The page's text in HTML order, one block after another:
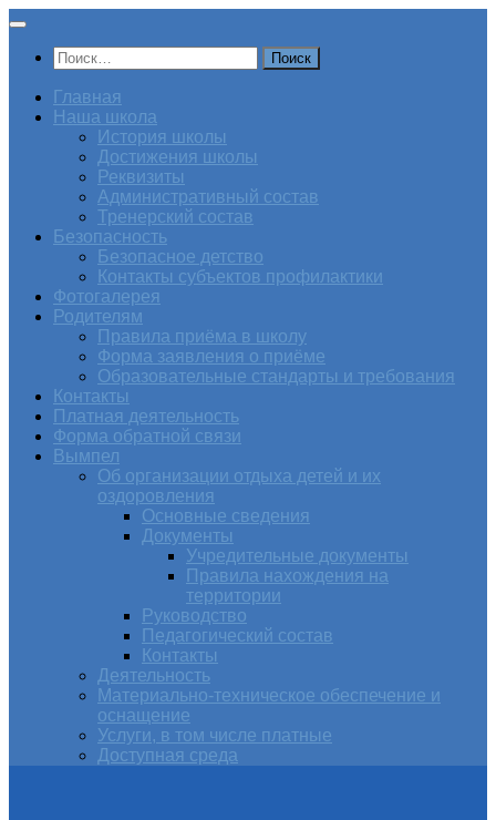
Перейти
содержимому
Найти:
Главная
Наша школа
История школы
Достижения школы
Реквизиты
Административный состав
Тренерский состав
Безопасность
Безопасное детство
Контакты субъектов профилактики
Фотогалерея
Родителям
Правила приёма в школу
Форма заявления о приёме
Образовательные стандарты и требования
Контакты
Платная деятельность
Форма обратной связи
Вымпел
Об организации отдыха детей и их
оздоровления
Основные сведения
Документы
Учредительные документы
Правила нахождения на
территории
Руководство
Педагогический состав
Контакты
Деятельность
Материально-техническое обеспечение и
оснащение
Услуги, в том числе платные
Доступная среда